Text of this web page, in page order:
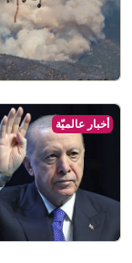
أخبار عالميّة